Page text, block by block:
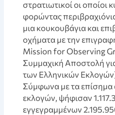
στρατιωτικοί οι
φορώντας
μια κουκουβάγια και
οχήματα με την
Mission for Observing
Συμμαχική Αποστολή
των Ελληνικών
Σύμφωνα με τα
εκλογών, ψήφισαν
εγγεγραμμένων